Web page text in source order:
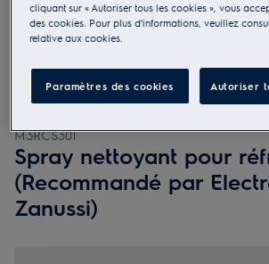
M3RCS301
Spray nettoyant pour
(Recommandé par
Zanussi)
cliquant sur « Autoriser tous les cookies », vous
des cookies. Pour plus d'informations, veuillez
relative aux cookies.
Paramètres des cookies Autoriser